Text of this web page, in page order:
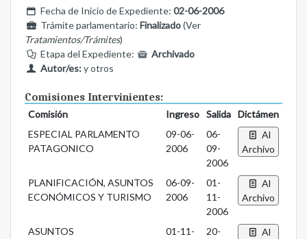
Fecha de Inicio de Expediente: 02-06-2006
Trámite parlamentario: Finalizado(Ver
Tratamientos/Trámites)
Etapa del Expediente:
Archivado
Autor/es:y otros
Comisiones Intervinientes:
Comisión Ingreso Salida
Dictámen
ESPECIAL PARLAMENTO
PATAGONICO
09-06-
2006
06-
09-
2006
Al
Archivo
PLANIFICACIÓN, ASUNTOS
ECONÓMICOS Y TURISMO
06-09-
2006
01-
11-
2006
Al
Archivo
ASUNTOS
01-11-
20-
Al